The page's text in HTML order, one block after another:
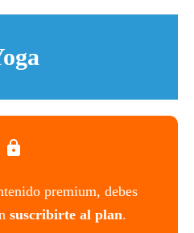
premium, debes
suscribirte al plan.